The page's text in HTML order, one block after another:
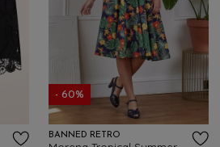
- 60%
BANNED RETRO